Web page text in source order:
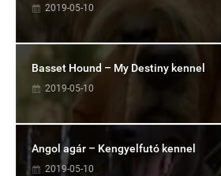
2019-05-10
Basset Hound – My Destiny kennel
2019-05-10
Angol agár – Kengyelfutó kennel
2019-05-10